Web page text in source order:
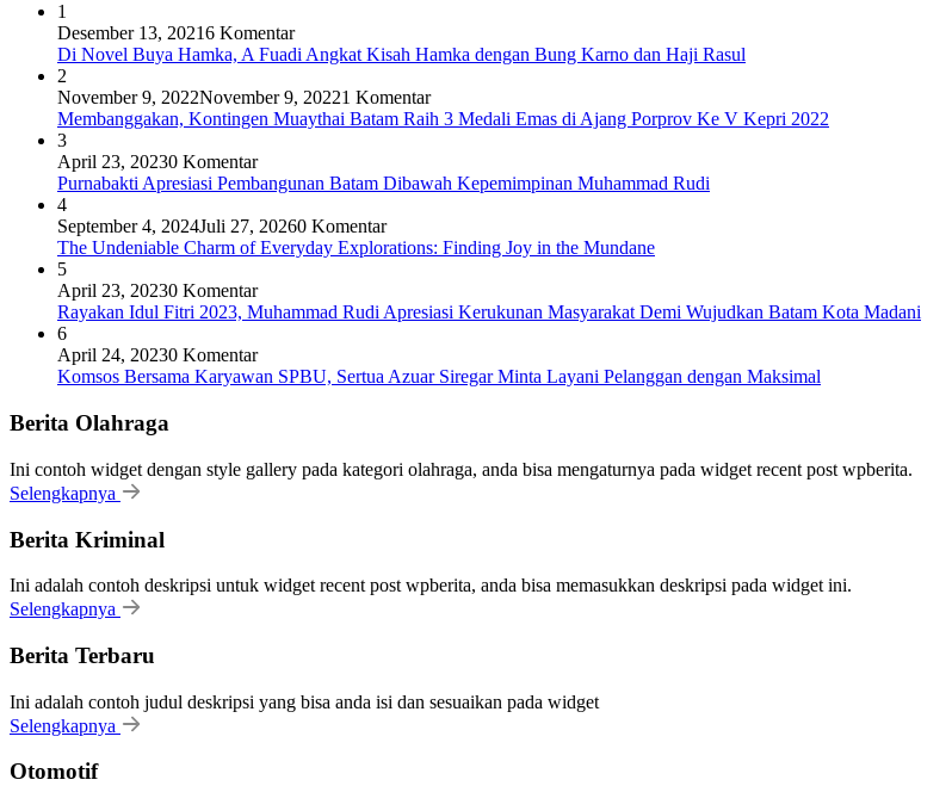
1
Desember 13, 20216 Komentar
Di Novel Buya Hamka, A Fuadi Angkat Kisah Hamka dengan Bung Karno dan Haji Rasul
2
November 9, 2022November 9, 20221 Komentar
Membanggakan, Kontingen Muaythai Batam Raih 3 Medali Emas di Ajang Porprov Ke V Kepri 2022
3
April 23, 20230 Komentar
Purnabakti Apresiasi Pembangunan Batam Dibawah Kepemimpinan Muhammad Rudi
4
September 4, 2024Juli 27, 20260 Komentar
The Undeniable Charm of Everyday Explorations: Finding Joy in the Mundane
5
April 23, 20230 Komentar
Rayakan Idul Fitri 2023, Muhammad Rudi Apresiasi Kerukunan Masyarakat Demi Wujudkan Batam Kota Madani
6
April 24, 20230 Komentar
Komsos Bersama Karyawan SPBU, Sertua Azuar Siregar Minta Layani Pelanggan dengan Maksimal
Berita Olahraga
Ini contoh widget dengan style gallery pada kategori olahraga, anda bisa mengaturnya pada widget recent post wpberita.
Selengkapnya
Berita Kriminal
Ini adalah contoh deskripsi untuk widget recent post wpberita, anda bisa memasukkan deskripsi pada widget ini.
Selengkapnya
Berita Terbaru
Ini adalah contoh judul deskripsi yang bisa anda isi dan sesuaikan pada widget
Selengkapnya
Otomotif